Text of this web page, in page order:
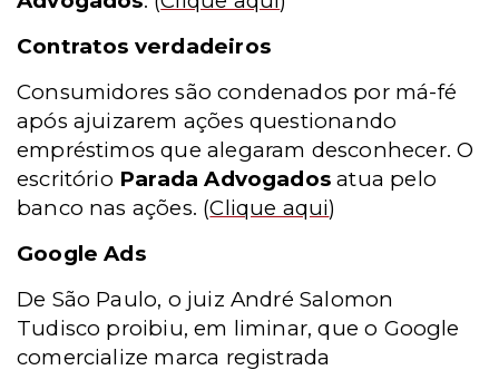
Contratos verdadeiros
Consumidores são condenados por má-fé
após ajuizarem ações questionando
empréstimos que alegaram desconhecer. O
escritório Parada Advogados atua pelo
banco nas ações. (Clique aqui)
Google Ads
De São Paulo, o juiz André Salomon
Tudisco proibiu, em liminar, que o Google
comercialize marca registrada